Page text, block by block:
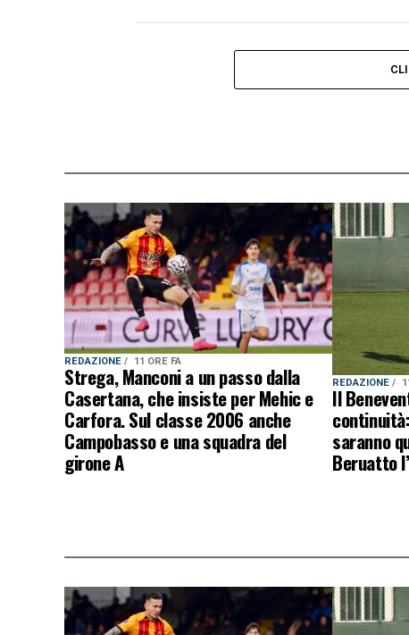
REDAZIONE 11 ORE FA
Strega, Manconi a un passo dalla
Casertana, che insiste per Mehic e
Carfora. Sul classe 2006 anche
Campobasso e una squadra del
girone A
REDAZIONE
Il
saranno
Beruatto